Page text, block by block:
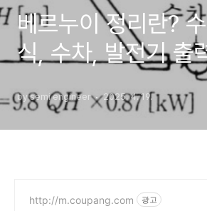
베르누이 정리란?
식, 수차, 발전기 출
by semi engineer 2025. 4. 19.
http://m.coupang.com 광고